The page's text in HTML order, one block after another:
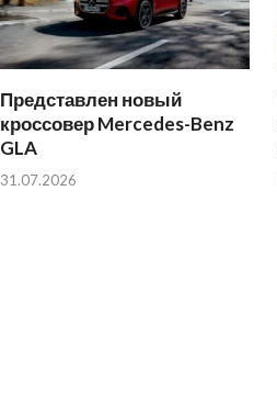
Представлен новый
кроссовер Mercedes-Benz
GLA
31.07.2026